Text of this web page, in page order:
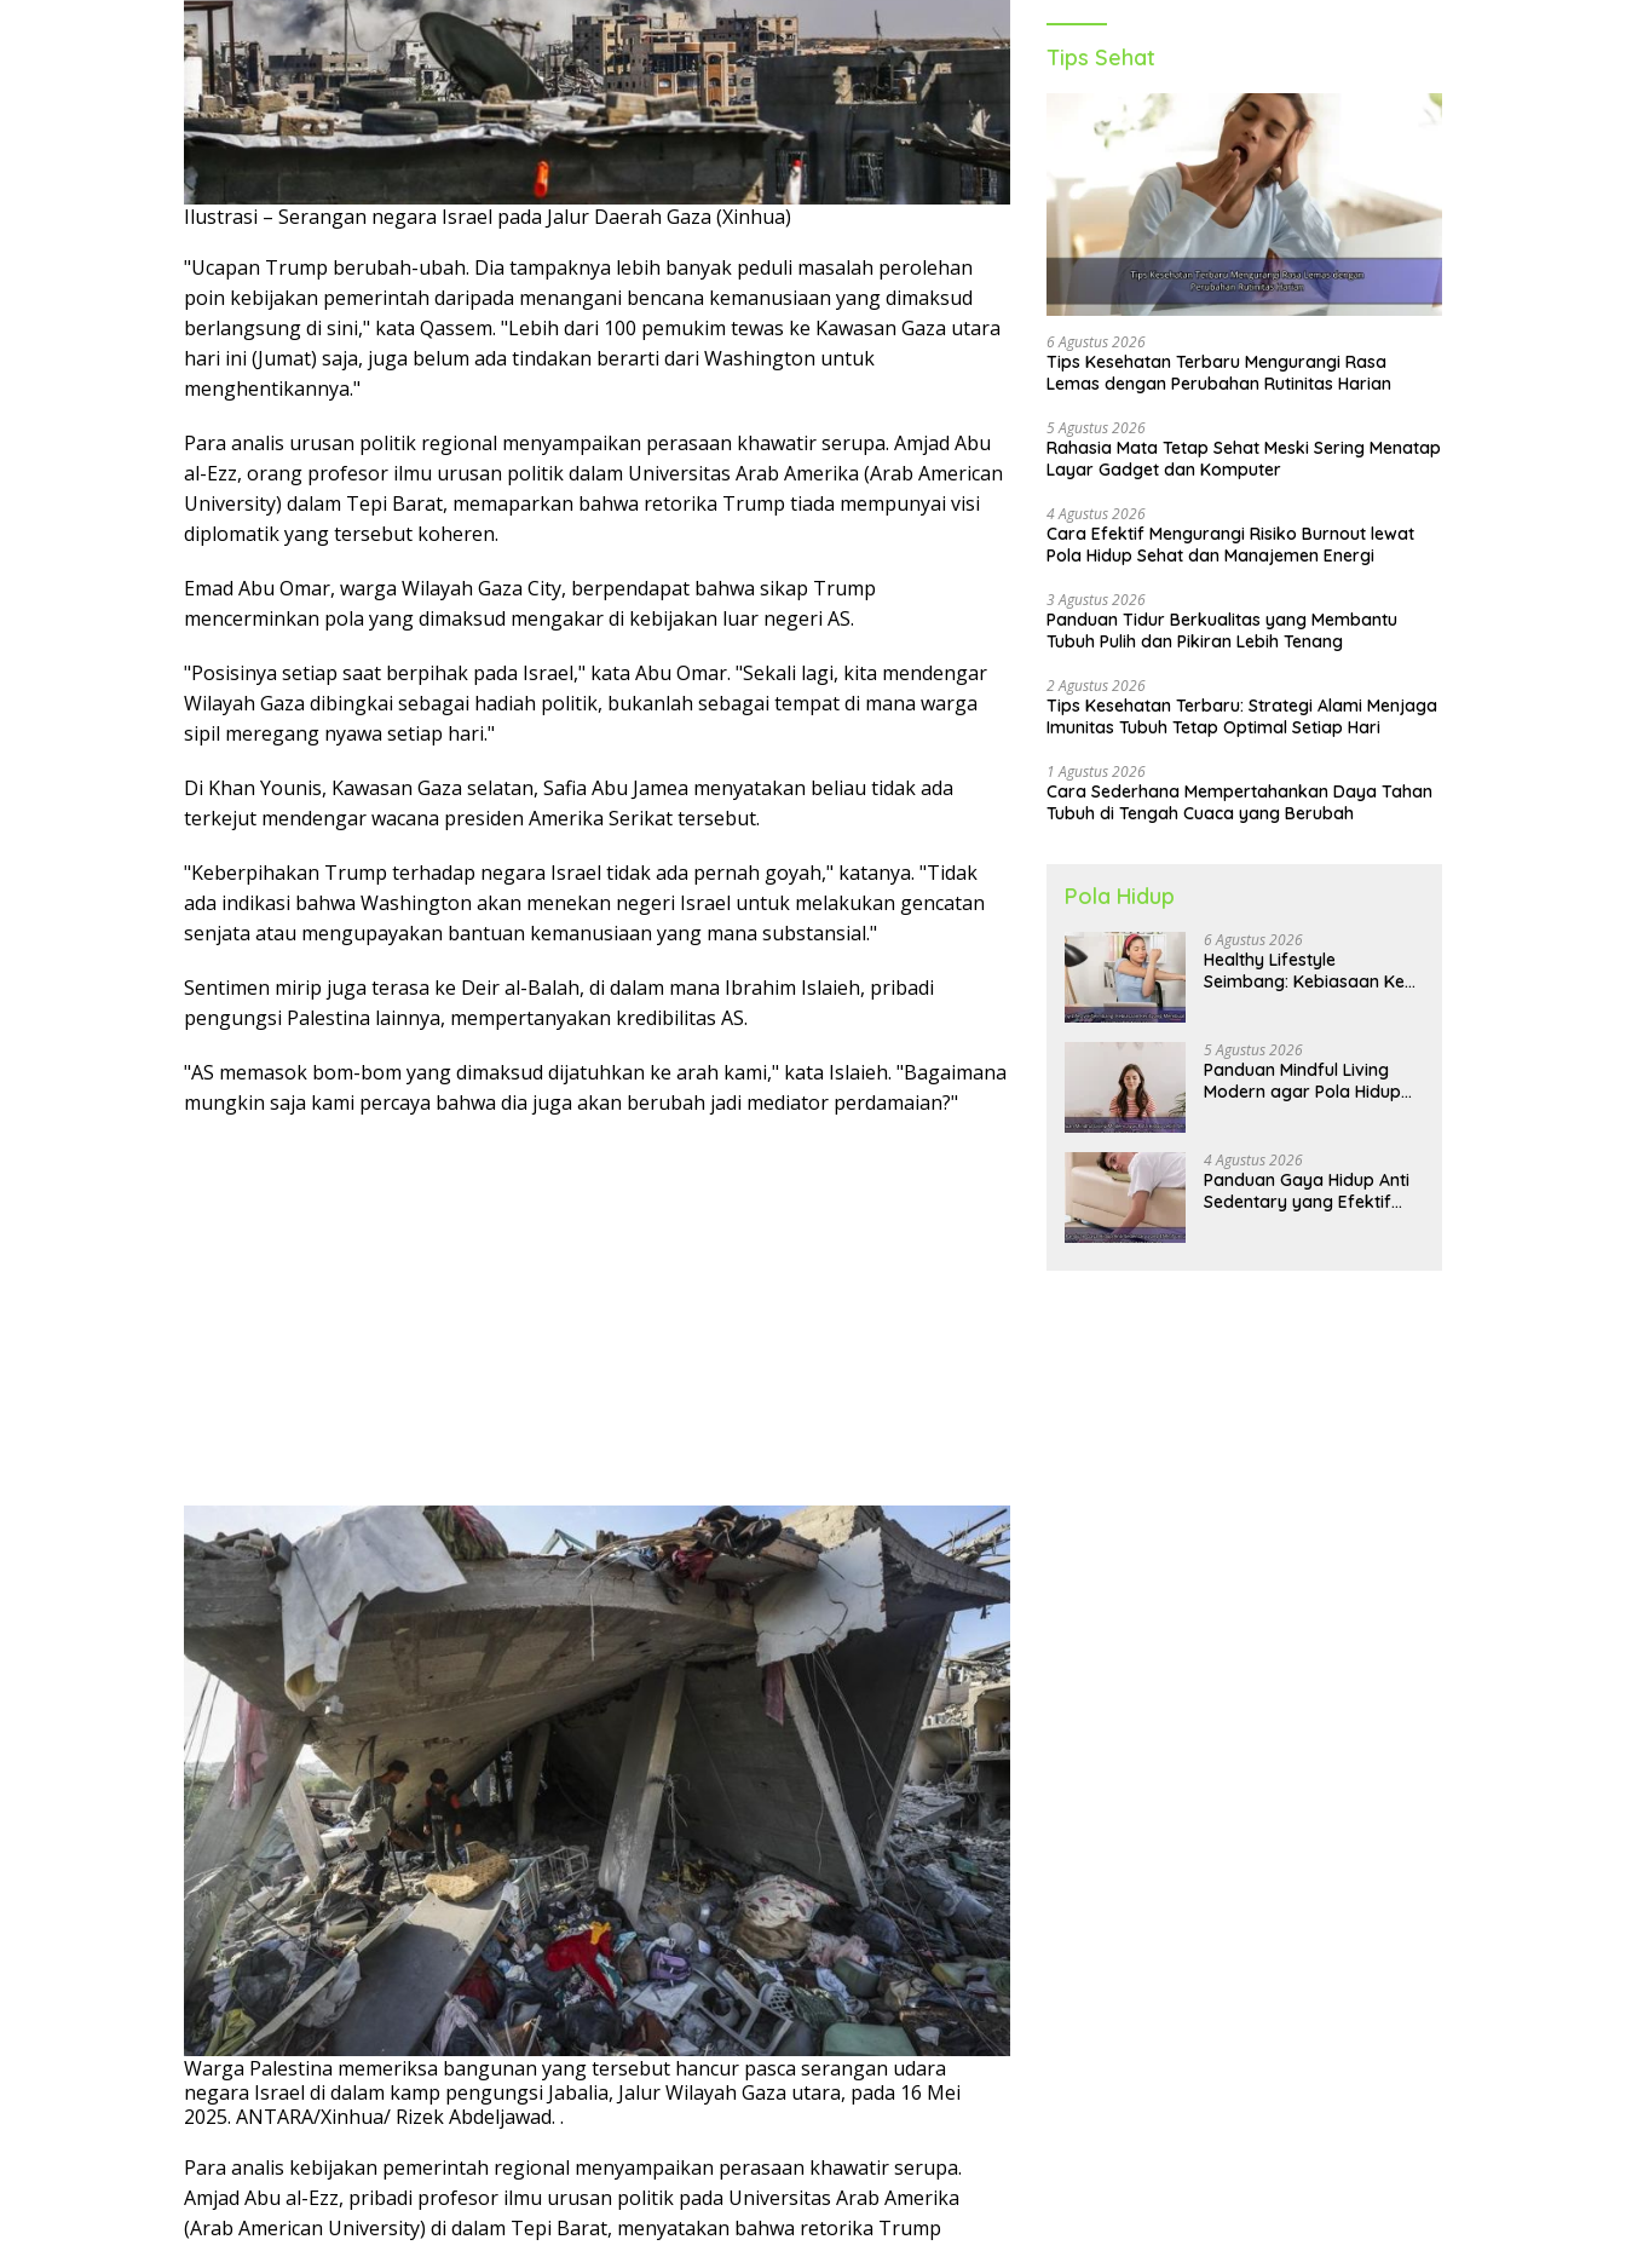
Ilustrasi – Serangan negara Israel pada Jalur Daerah Gaza (Xinhua)
"Ucapan Trump berubah-ubah. Dia tampaknya lebih banyak peduli masalah perolehan
poin kebijakan pemerintah daripada menangani bencana kemanusiaan yang dimaksud
berlangsung di sini," kata Qassem. "Lebih dari 100 pemukim tewas ke Kawasan Gaza utara
hari ini (Jumat) saja, juga belum ada tindakan berarti dari Washington untuk
menghentikannya."
Para analis urusan politik regional menyampaikan perasaan khawatir serupa. Amjad Abu
al-Ezz, orang profesor ilmu urusan politik dalam Universitas Arab Amerika (Arab American
University) dalam Tepi Barat, memaparkan bahwa retorika Trump tiada mempunyai visi
diplomatik yang tersebut koheren.
Emad Abu Omar, warga Wilayah Gaza City, berpendapat bahwa sikap Trump
mencerminkan pola yang dimaksud mengakar di kebijakan luar negeri AS.
"Posisinya setiap saat berpihak pada Israel," kata Abu Omar. "Sekali lagi, kita mendengar
Wilayah Gaza dibingkai sebagai hadiah politik, bukanlah sebagai tempat di mana warga
sipil meregang nyawa setiap hari."
Di Khan Younis, Kawasan Gaza selatan, Safia Abu Jamea menyatakan beliau tidak ada
terkejut mendengar wacana presiden Amerika Serikat tersebut.
"Keberpihakan Trump terhadap negara Israel tidak ada pernah goyah," katanya. "Tidak
ada indikasi bahwa Washington akan menekan negeri Israel untuk melakukan gencatan
senjata atau mengupayakan bantuan kemanusiaan yang mana substansial."
Sentimen mirip juga terasa ke Deir al-Balah, di dalam mana Ibrahim Islaieh, pribadi
pengungsi Palestina lainnya, mempertanyakan kredibilitas AS.
"AS memasok bom-bom yang dimaksud dijatuhkan ke arah kami," kata Islaieh. "Bagaimana
mungkin saja kami percaya bahwa dia juga akan berubah jadi mediator perdamaian?"
Warga Palestina memeriksa bangunan yang tersebut hancur pasca serangan udara
negara Israel di dalam kamp pengungsi Jabalia, Jalur Wilayah Gaza utara, pada 16 Mei
2025. ANTARA/Xinhua/ Rizek Abdeljawad. .
Para analis kebijakan pemerintah regional menyampaikan perasaan khawatir serupa.
Amjad Abu al-Ezz, pribadi profesor ilmu urusan politik pada Universitas Arab Amerika
(Arab American University) di dalam Tepi Barat, menyatakan bahwa retorika Trump
Tips Sehat
6 Agustus 2026
Tips Kesehatan Terbaru Mengurangi Rasa
Lemas dengan Perubahan Rutinitas Harian
5 Agustus 2026
Rahasia Mata Tetap Sehat Meski Sering Menatap
Layar Gadget dan Komputer
4 Agustus 2026
Cara Efektif Mengurangi Risiko Burnout lewat
Pola Hidup Sehat dan Manajemen Energi
3 Agustus 2026
Panduan Tidur Berkualitas yang Membantu
Tubuh Pulih dan Pikiran Lebih Tenang
2 Agustus 2026
Tips Kesehatan Terbaru: Strategi Alami Menjaga
Imunitas Tubuh Tetap Optimal Setiap Hari
1 Agustus 2026
Cara Sederhana Mempertahankan Daya Tahan
Tubuh di Tengah Cuaca yang Berubah
Pola Hidup
6 Agustus 2026
Healthy Lifestyle
Seimbang: Kebiasaan Kecil
5 Agustus 2026
Panduan Mindful Living
Modern agar Pola Hidup
4 Agustus 2026
Panduan Gaya Hidup Anti
Sedentary yang Efektif